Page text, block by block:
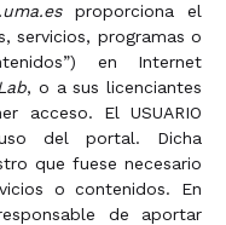
proporciona el
servicios, programas o
en Internet
, o a sus licenciantes
acceso. El USUARIO
del portal. Dicha
que fuese necesario
o contenidos. En
de aportar